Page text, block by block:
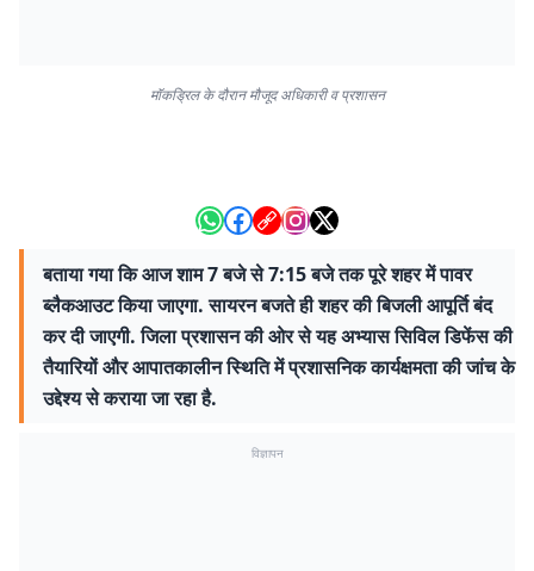
मॉकड्रिल के दौरान मौजूद अधिकारी व प्रशासन
बताया गया कि आज शाम 7 बजे से 7:15 बजे तक पूरे शहर में पावर
ब्लैकआउट किया जाएगा. सायरन बजते ही शहर की बिजली आपूर्ति बंद
कर दी जाएगी. जिला प्रशासन की ओर से यह अभ्यास सिविल डिफेंस की
तैयारियों और आपातकालीन स्थिति में प्रशासनिक कार्यक्षमता की जांच के
उद्देश्य से कराया जा रहा है.
विज्ञापन